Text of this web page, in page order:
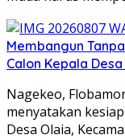
Membangun
Calon Kepala
Nagekeo,
menyatakan
Desa Olaia,